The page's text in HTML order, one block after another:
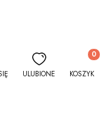
ULUBIONE KOSZYK